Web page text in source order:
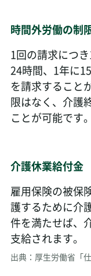
時間外労働の制
1回の請求につ
24時間、1年に
を請求すること
限はなく、介護
ことが可能です。
介護休業給付金
雇用保険の被保
護するために介
件を満たせば、
支給されます。
出典：厚生労働省「